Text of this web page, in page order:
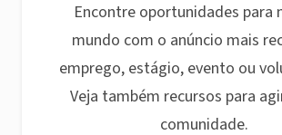
Encontre oportunidades para
mundo com o anúncio mais
emprego, estágio, evento ou
Veja também recursos para
comunidade.